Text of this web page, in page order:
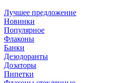
Лучшее предложение
Новинки
Популярное
Флаконы
Банки
Дезодоранты
Дозаторы
Пипетки